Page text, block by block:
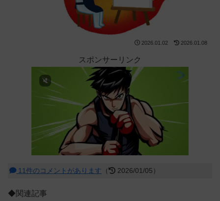
2026.01.02 2026.01.08
スポンサーリンク
11件のコメントがあります （ 2026/01/05）
◆関連記事